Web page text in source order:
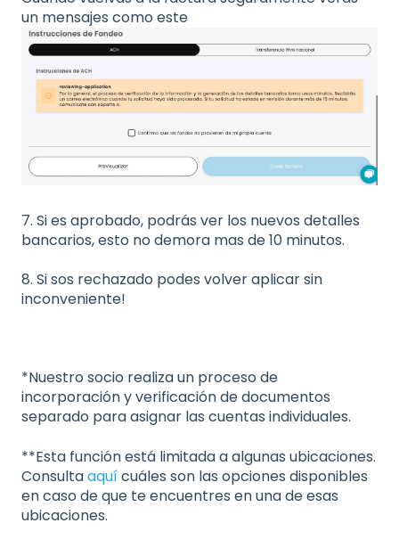
un mensajes como este
7. Si es aprobado, podrás ver los nuevos detalles
bancarios, esto no demora mas de 10 minutos.
8. Si sos rechazado podes volver aplicar sin
inconveniente!
*Nuestro socio realiza un proceso de
incorporación y verificación de documentos
separado para asignar las cuentas individuales.
**Esta función está limitada a algunas ubicaciones.
Consultaaquícuáles son las opciones disponibles
en caso de que te encuentres en una de esas
ubicaciones.